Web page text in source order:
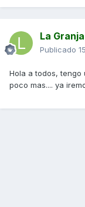
La
Publicado
Hola a todos, tengo
poco mas.... ya